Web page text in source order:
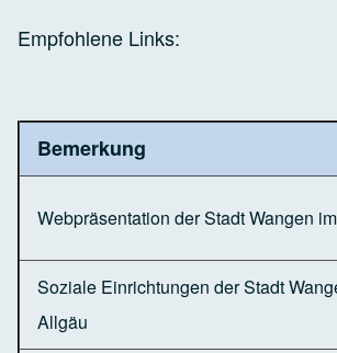
Empfohlene Links:
Bemerkung
Webpräsentation der Stadt Wangen
Soziale Einrichtungen der Stadt
Allgäu